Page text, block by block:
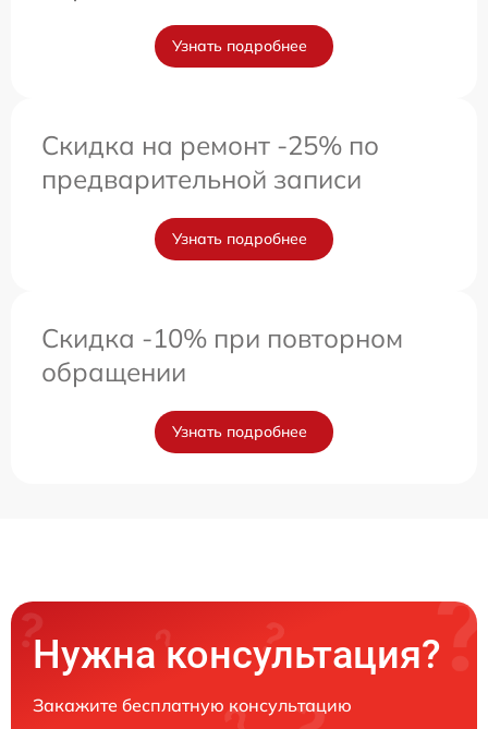
Узнать подробнее
Скидка на ремонт -25% по
предварительной записи
Узнать подробнее
Скидка -10% при повторном
обращении
Узнать подробнее
Нужна консультация?
Закажите бесплатную консультацию